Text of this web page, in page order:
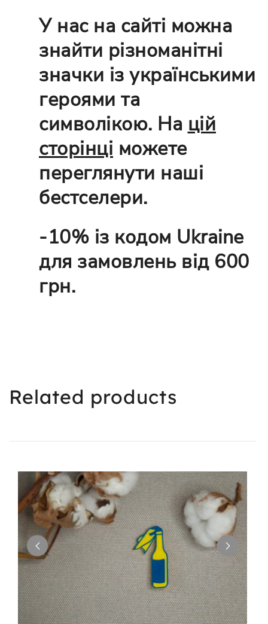
У нас на сайті можна
знайти різноманітні
значки із українськими
героями та
символікою. На цій
сторінці можете
переглянути наші
бестселери.
-10% із кодом Ukraine
для замовлень від 600
грн.
Related products